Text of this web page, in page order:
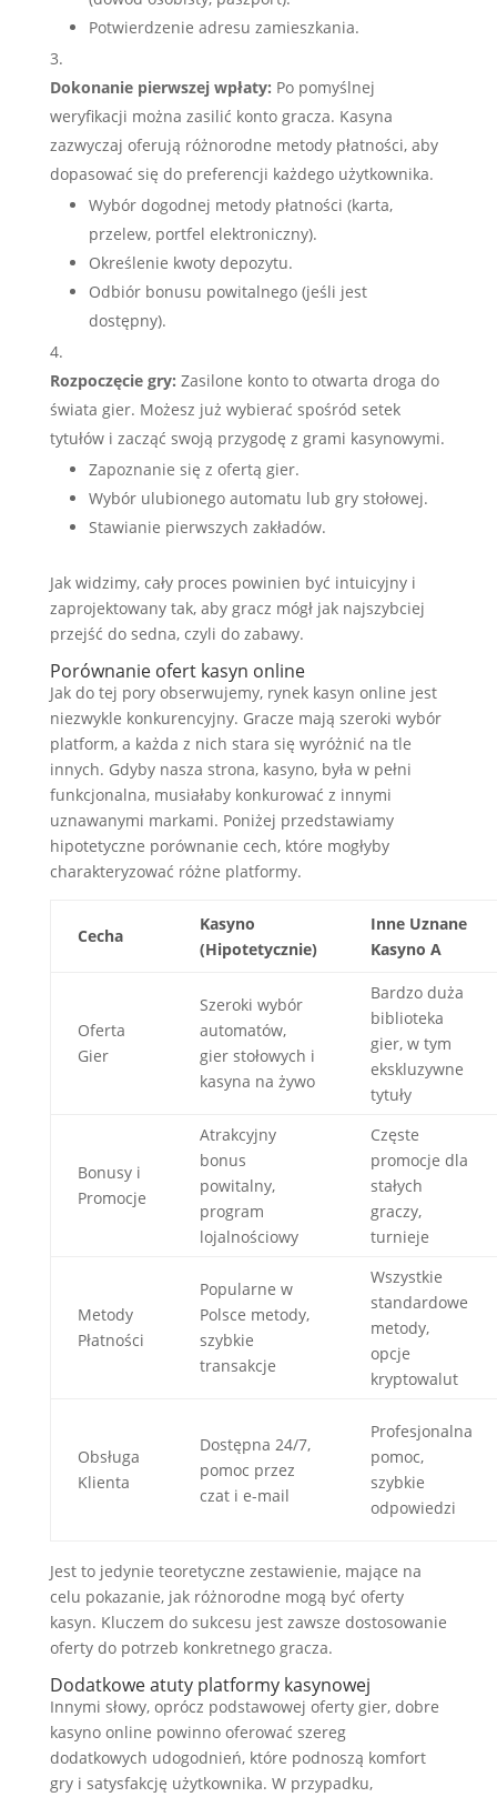
Potwierdzenie adresu zamieszkania.
Dokonanie pierwszej wpłaty: Po pomyślnej
weryfikacji można zasilić konto gracza. Kasyna
zazwyczaj oferują różnorodne metody płatności, aby
dopasować się do preferencji każdego użytkownika.
Wybór dogodnej metody płatności (karta,
przelew, portfel elektroniczny).
Określenie kwoty depozytu.
Odbiór bonusu powitalnego (jeśli jest
dostępny).
Rozpoczęcie gry: Zasilone konto to otwarta droga do
świata gier. Możesz już wybierać spośród setek
tytułów i zacząć swoją przygodę z grami kasynowymi.
Zapoznanie się z ofertą gier.
Wybór ulubionego automatu lub gry stołowej.
Stawianie pierwszych zakładów.
Jak widzimy, cały proces powinien być intuicyjny i
zaprojektowany tak, aby gracz mógł jak najszybciej
przejść do sedna, czyli do zabawy.
Porównanie ofert kasyn online
Jak do tej pory obserwujemy, rynek kasyn online jest
niezwykle konkurencyjny. Gracze mają szeroki wybór
platform, a każda z nich stara się wyróżnić na tle
innych. Gdyby nasza strona, kasyno, była w pełni
funkcjonalna, musiałaby konkurować z innymi
uznawanymi markami. Poniżej przedstawiamy
hipotetyczne porównanie cech, które mogłyby
charakteryzować różne platformy.
Cecha
Kasyno
(Hipotetycznie)
Inne Uznane
Kasyno A
Oferta
Gier
Szeroki wybór
automatów,
gier stołowych i
kasyna na żywo
Bardzo duża
biblioteka
gier, w tym
ekskluzywne
tytuły
Bonusy i
Promocje
Atrakcyjny
bonus
powitalny,
program
lojalnościowy
Częste
promocje dla
stałych
graczy,
turnieje
Metody
Płatności
Popularne w
Polsce metody,
szybkie
transakcje
Wszystkie
standardowe
metody,
opcje
kryptowalut
Obsługa
Klienta
Dostępna 24/7,
pomoc przez
czat i e-mail
Profesjonalna
pomoc,
szybkie
odpowiedzi
Jest to jedynie teoretyczne zestawienie, mające na
celu pokazanie, jak różnorodne mogą być oferty
kasyn. Kluczem do sukcesu jest zawsze dostosowanie
oferty do potrzeb konkretnego gracza.
Dodatkowe atuty platformy kasynowej
Innymi słowy, oprócz podstawowej oferty gier, dobre
kasyno online powinno oferować szereg
dodatkowych udogodnień, które podnoszą komfort
gry i satysfakcję użytkownika. W przypadku,